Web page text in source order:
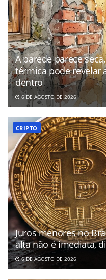
A parede parece
térmica pode revelar
dentro
6 DE AGOSTO DE 2026
CRIPTO
Juros menores no
alta não é imediata,
6 DE AGOSTO DE 2026